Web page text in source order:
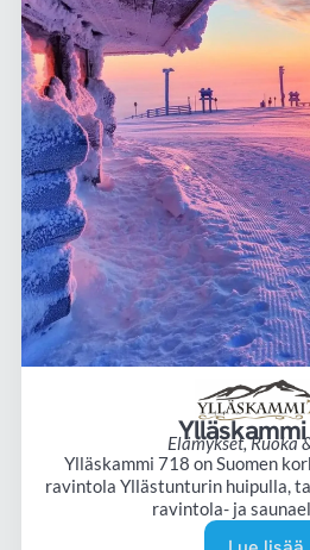
Elämykset,Ruoka
Ylläskammi 718 on Suomen
ravintola Yllästunturin huipulla,
ravintola- ja